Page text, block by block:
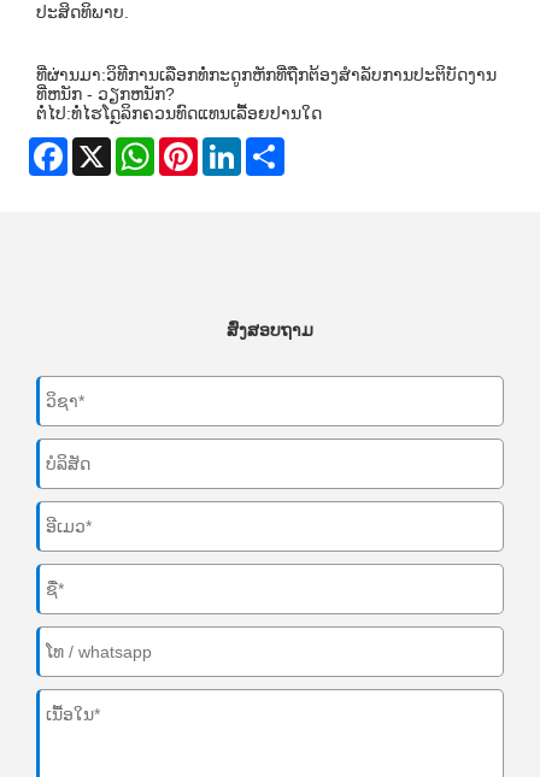
ປະສິດທິພາບ.
ທີ່ຜ່ານມາ:ວິທີການເລືອກທໍ່ກະດູກຫັກທີ່ຖືກຕ້ອງສໍາລັບການປະຕິບັດງານ
ທີ່ຫນັກ - ວຽກຫນັກ?
ຕໍ່ໄປ:ທໍ່ໄຮໂດຼລິກຄວນທົດແທນເລື້ອຍປານໃດ
Facebook
X WhatsAppPinterestLinkedIn
ສົ່ງສອບຖາມ